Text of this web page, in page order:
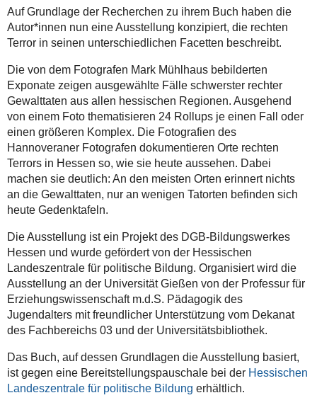
die
Gegenwart.
Auf
Rollups
werden
ausgewählte
Fälle
schwerster
rechter
Gewalttaten
dokumentiert.
Sie
erinnern
die
Opfer,
machen
historische
Kontinuitäten
sichtbar
und
zur
Auseinandersetzung
mit
Auf Grundlage der Recherchen zu ihrem Buch haben die
Autor*innen nun eine Ausstellung konzipiert, die rechten
Terror in seinen unterschiedlichen Facetten beschreibt.
Die von dem Fotografen Mark Mühlhaus bebilderten
Exponate zeigen ausgewählte Fälle schwerster rechter
Gewalttaten aus allen hessischen Regionen. Ausgehend
von einem Foto thematisieren 24 Rollups je einen Fall oder
einen größeren Komplex. Die Fotografien des
Hannoveraner Fotografen dokumentieren Orte rechten
Terrors in Hessen so, wie sie heute aussehen. Dabei
machen sie deutlich: An den meisten Orten erinnert nichts
an die Gewalttaten, nur an wenigen Tatorten befinden sich
heute Gedenktafeln.
Die Ausstellung ist ein Projekt des DGB-Bildungswerkes
Hessen und wurde gefördert von der Hessischen
Landeszentrale für politische Bildung. Organisiert wird die
Ausstellung an der Universität Gießen von der Professur für
Erziehungswissenschaft m.d.S. Pädagogik des
Jugendalters mit freundlicher Unterstützung vom Dekanat
des Fachbereichs 03 und der Universitätsbibliothek.
Das Buch, auf dessen Grundlagen die Ausstellung basiert,
ist gegen eine Bereitstellungspauschale bei der Hessischen
Landeszentrale für politische Bildung erhältlich.